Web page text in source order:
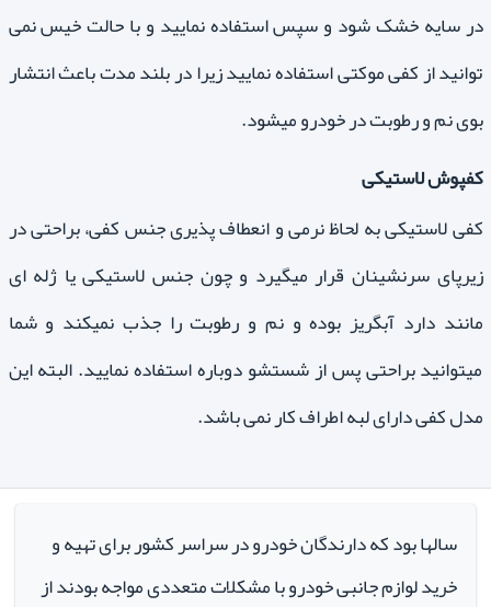
در سایه خشک شود و سپس استفاده نمایید و با حالت خیس نمی
توانید از کفی موکتی استفاده نمایید زیرا در بلند مدت باعث انتشار
بوی نم و رطوبت در خودرو میشود.
کفپوش لاستیکی
کفی لاستیکی به لحاظ نرمی و انعطاف پذیری جنس کفی، براحتی در
زیرپای سرنشینان قرار میگیرد و چون جنس لاستیکی یا ژله ای
مانند دارد آبگریز بوده و نم و رطوبت را جذب نمیکند و شما
میتوانید براحتی پس از شستشو دوباره استفاده نمایید. البته این
مدل کفی دارای لبه اطراف کار نمی باشد.
سالها بود که دارندگان خودرو در سراسر کشور برای تهیه و
خرید لوازم جانبی خودرو با مشکلات متعددی مواجه بودند از